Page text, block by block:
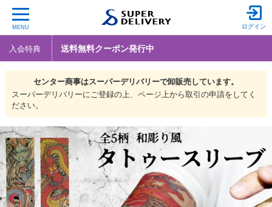
MENU ログイン
入会特典 送料無料クーポン発行中
センター商事はスーパーデリバリーで卸販売しています。
スーパーデリバリーにご登録の上、ページ上から取引の申請をしてく
ださい。